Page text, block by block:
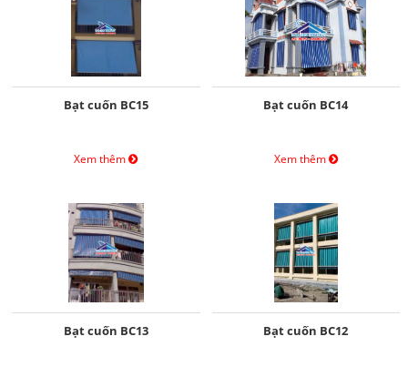
Bạt cuốn BC15
Xem thêm
Bạt cuốn BC14
Xem thêm
Bạt cuốn BC13 Bạt cuốn BC12